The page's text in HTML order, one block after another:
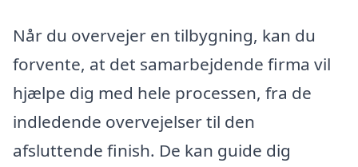
Når du overvejer en tilbygning, kan du
forvente, at det samarbejdende firma vil
hjælpe dig med hele processen, fra de
indledende overvejelser til den
afsluttende finish. De kan guide dig